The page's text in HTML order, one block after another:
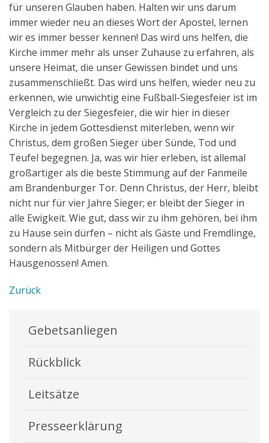
für unseren Glauben haben. Halten wir uns darum
immer wieder neu an dieses Wort der Apostel, lernen
wir es immer besser kennen! Das wird uns helfen, die
Kirche immer mehr als unser Zuhause zu erfahren, als
unsere Heimat, die unser Gewissen bindet und uns
zusammenschließt. Das wird uns helfen, wieder neu zu
erkennen, wie unwichtig eine Fußball-Siegesfeier ist im
Vergleich zu der Siegesfeier, die wir hier in dieser
Kirche in jedem Gottesdienst miterleben, wenn wir
Christus, dem großen Sieger über Sünde, Tod und
Teufel begegnen. Ja, was wir hier erleben, ist allemal
großartiger als die beste Stimmung auf der Fanmeile
am Brandenburger Tor. Denn Christus, der Herr, bleibt
nicht nur für vier Jahre Sieger; er bleibt der Sieger in
alle Ewigkeit. Wie gut, dass wir zu ihm gehören, bei ihm
zu Hause sein dürfen – nicht als Gäste und Fremdlinge,
sondern als Mitbürger der Heiligen und Gottes
Hausgenossen! Amen.
Zurück
Gebetsanliegen
Rückblick
Leitsätze
Presseerklärung